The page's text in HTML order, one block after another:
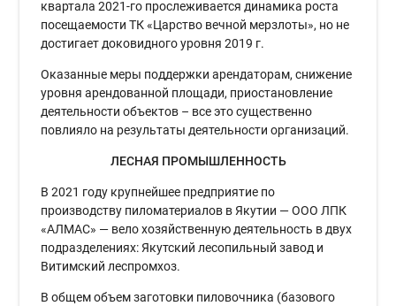
квартала 2021-го прослеживается динамика роста
посещаемости ТК «Царство вечной мерзлоты», но не
достигает доковидного уровня 2019 г.
Оказанные меры поддержки арендаторам, снижение
уровня арендованной площади, приостановление
деятельности объектов – все это существенно
повлияло на результаты деятельности организаций.
ЛЕСНАЯ ПРОМЫШЛЕННОСТЬ
В 2021 году крупнейшее предприятие по
производству пиломатериалов в Якутии — ООО ЛПК
«АЛМАС» — вело хозяйственную деятельность в двух
подразделениях: Якутский лесопильный завод и
Витимский леспромхоз.
В общем объем заготовки пиловочника (базового